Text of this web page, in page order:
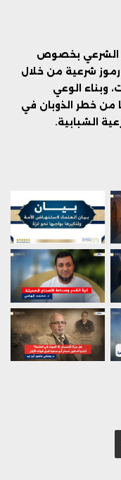
الشرعي بخصوص
رموز شرعية من خلال
وبناء الوعي
من خطر الذوبان في
الشبابية.